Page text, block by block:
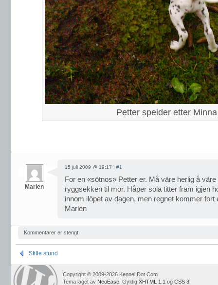
Petter speider etter Minna
Marlen
15 juli 2009 @ 19:17 | #1
For en «sötnos» Petter er. Må väre herlig å
ryggsekken til mor. Håper sola titter fram igjen
innom ilöpet av dagen, men regnet kommer fort
Marlen
Kommentarer er stengt
Stille stund
Copyright © 2009-2026 Kennel Dot.Com
Tema laget av NeoEase . Gyldig XHTML 1.1 og CSS 3